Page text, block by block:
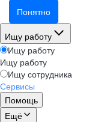
Понятно
Ищу работу
Ищу работу
Ищу работу
Ищу сотрудника
Сервисы
Помощь
Ещё